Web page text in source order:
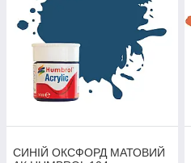
СИНІЙ ОКСФОРД МАТОВИЙ